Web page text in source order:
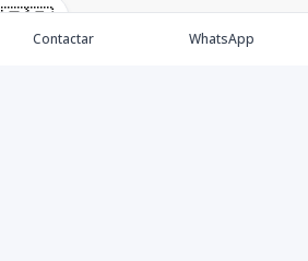
🇫🇷
Contactar WhatsApp